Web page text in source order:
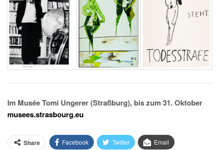
Im Musée Tomi Ungerer (Straßburg), bis zum 31. Oktober
musees.strasbourg.eu
Share Facebook Twitter Email